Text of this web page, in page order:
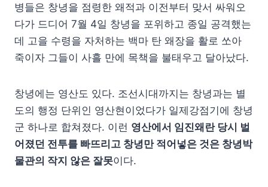
병들은 창녕을 점령한 왜적과 이전부터 맞서 싸워오
다가 드디어 7월 4일 창녕을 포위하고 종일 공격했는
데 고을 수령을 자처하는 백마 탄 왜장을 활로 쏘아
죽이자 그들이 사흘 만에 목책을 불태우고 달아났다.
창녕에는 영산도 있다. 조선시대까지는 창녕과는 별
도의 행정 단위인 영산현이었다가 일제강점기에 창녕
군 하나로 합쳐졌다. 이런 영산에서 임진왜란 당시 벌
어졌던 전투를 빠뜨리고 창녕만 적어넣은 것은 창녕박
물관의 작지 않은 잘못이다.